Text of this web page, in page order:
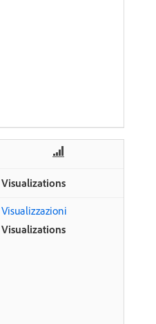
Visualizations
Visualizzazioni
Visualizations